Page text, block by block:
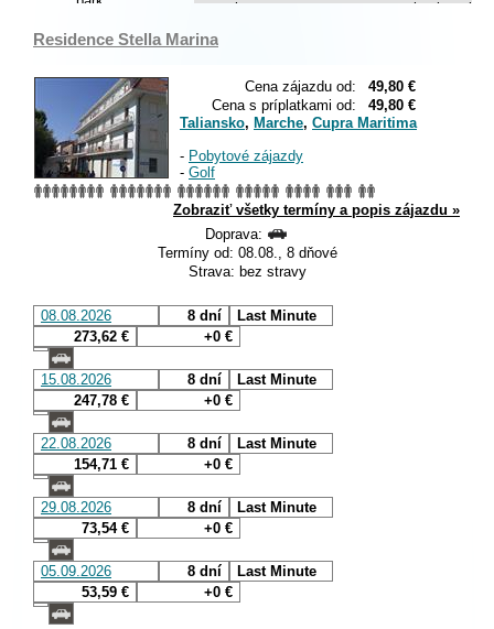
Residence Stella Marina
Cena zájazdu od:
49,80 €
Cena s príplatkami od:
49,80 €
Taliansko, Marche, Cupra Maritima
- Pobytové zájazdy
- Golf
Zobraziť všetky termíny a popis zájazdu »
Doprava:
Termíny od: 08.08., 8 dňové
Strava: bez stravy
08.08.2026 8 dní
Last Minute
273,62 €
+0 €
15.08.2026 8 dní
Last Minute
247,78 €
+0 €
22.08.2026 8 dní
Last Minute
154,71 €
+0 €
29.08.2026 8 dní
Last Minute
73,54 €
+0 €
05.09.2026 8 dní
Last Minute
53,59 €
+0 €